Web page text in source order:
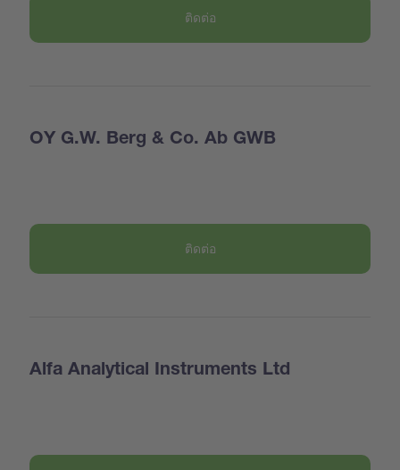
ติดต่อ
OY G.W. Berg & Co. Ab GWB
ติดต่อ
Alfa Analytical Instruments Ltd